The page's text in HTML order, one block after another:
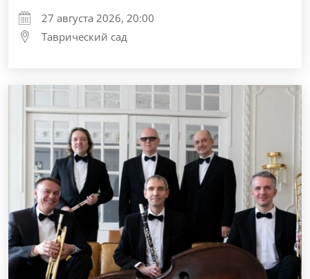
27 августа 2026, 20:00
Таврический сад